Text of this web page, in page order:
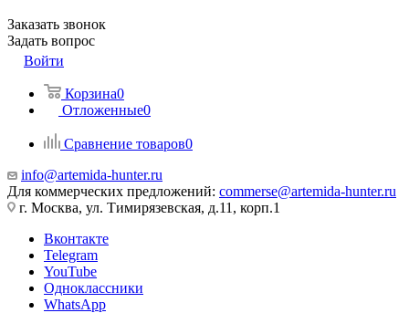
Заказать звонок
Задать вопрос
Войти
Корзина0
Отложенные0
Сравнение товаров0
info@artemida-hunter.ru
Для коммерческих предложений: commerse@artemida-hunter.ru
г. Москва, ул. Тимирязевская, д.11, корп.1
Вконтакте
Telegram
YouTube
Одноклассники
WhatsApp